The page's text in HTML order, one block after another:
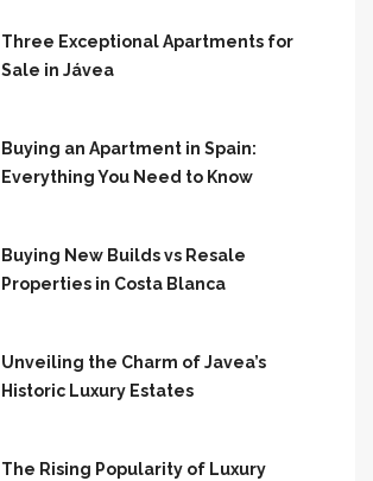
Three Exceptional Apartments for
Sale in Jávea
Buying an Apartment in Spain:
Everything You Need to Know
Buying New Builds vs Resale
Properties in Costa Blanca
Unveiling the Charm of Javea’s
Historic Luxury Estates
The Rising Popularity of Luxury